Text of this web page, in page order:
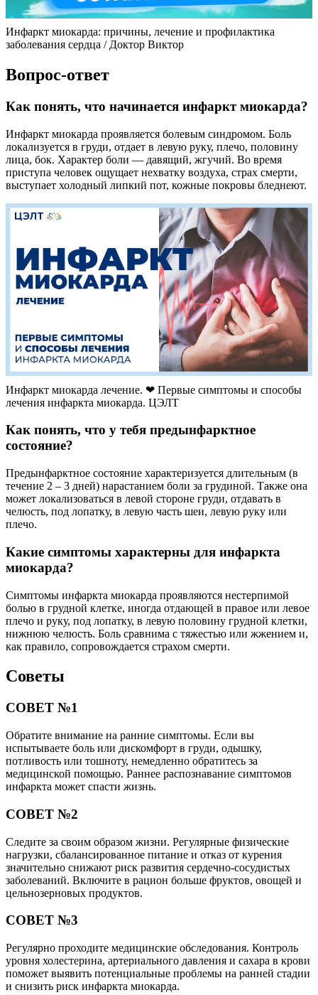
Инфаркт миокарда: причины, лечение и профилактика
заболевания сердца / Доктор Виктор
Вопрос-ответ
Как понять, что начинается инфаркт миокарда?
Инфаркт миокарда проявляется болевым синдромом. Боль
локализуется в груди, отдает в левую руку, плечо, половину
лица, бок. Характер боли — давящий, жгучий. Во время
приступа человек ощущает нехватку воздуха, страх смерти,
выступает холодный липкий пот, кожные покровы бледнеют.
Инфаркт миокарда лечение. ❤ Первые симптомы и способы
лечения инфаркта миокарда. ЦЭЛТ
Как понять, что у тебя предынфарктное
состояние?
Предынфарктное состояние характеризуется длительным (в
течение 2 – 3 дней) нарастанием боли за грудиной. Также она
может локализоваться в левой стороне груди, отдавать в
челюсть, под лопатку, в левую часть шеи, левую руку или
плечо.
Какие симптомы характерны для инфаркта
миокарда?
Симптомы инфаркта миокарда проявляются нестерпимой
болью в грудной клетке, иногда отдающей в правое или левое
плечо и руку, под лопатку, в левую половину грудной клетки,
нижнюю челюсть. Боль сравнима с тяжестью или жжением и,
как правило, сопровождается страхом смерти.
Советы
СОВЕТ №1
Обратите внимание на ранние симптомы. Если вы
испытываете боль или дискомфорт в груди, одышку,
потливость или тошноту, немедленно обратитесь за
медицинской помощью. Раннее распознавание симптомов
инфаркта может спасти жизнь.
СОВЕТ №2
Следите за своим образом жизни. Регулярные физические
нагрузки, сбалансированное питание и отказ от курения
значительно снижают риск развития сердечно-сосудистых
заболеваний. Включите в рацион больше фруктов, овощей и
цельнозерновых продуктов.
СОВЕТ №3
Регулярно проходите медицинские обследования. Контроль
уровня холестерина, артериального давления и сахара в крови
поможет выявить потенциальные проблемы на ранней стадии
и снизить риск инфаркта миокарда.